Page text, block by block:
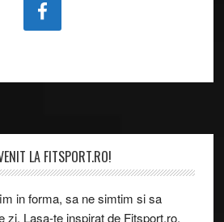
LA FITSPORT.RO!
in forma, sa ne simtim si sa
zi. Lasa-te inspirat de Fitsport.ro.